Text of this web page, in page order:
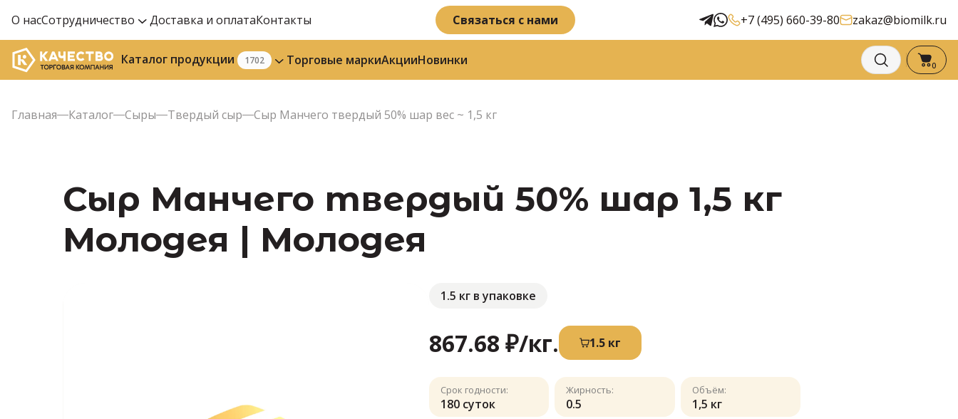
О насСотрудничество Доставка и оплатаКонтакты Связаться с нами +7 (495) 660-39-80 zakaz@biomilk.ru
Каталог продукции 1702 Торговые маркиАкцииНовинки 0
Главная Каталог Сыры Твердый сыр Сыр Манчего твердый 50% шар вес ~ 1,5 кг
Сыр Манчего твердый 50% шар 1,5 кг
Молодея | Молодея
1.5 кг в упаковке
867.68 ₽/кг. 1.5 кг
Срок годности:
180 суток
Жирность:
0.5
Объём:
1,5 кг